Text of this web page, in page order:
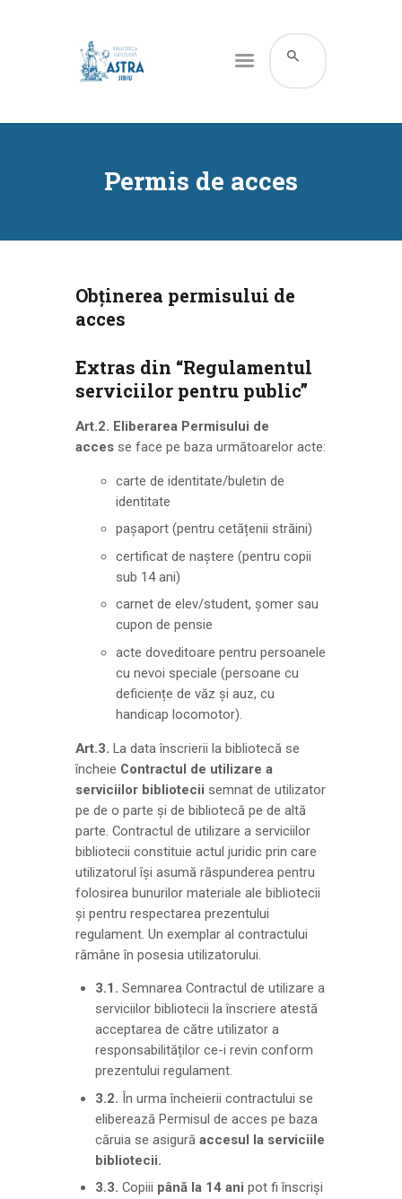
Permis de acces
CATALOG ONLINE
RESURSE
BLOG
CONTACT
CONTUL MEU
Obținerea permisului de
acces
Extras din “Regulamentul
serviciilor pentru public”
Art.2. Eliberarea Permisului de
acces se face pe baza următoarelor acte:
carte de identitate/buletin de
identitate
pașaport (pentru cetățenii străini)
certificat de naștere (pentru copii
sub 14 ani)
carnet de elev/student, șomer sau
cupon de pensie
acte doveditoare pentru persoanele
cu nevoi speciale (persoane cu
deficiențe de văz și auz, cu
handicap locomotor).
Art.3. La data înscrierii la bibliotecă se
încheie Contractul de utilizare a
serviciilor bibliotecii semnat de utilizator
pe de o parte și de bibliotecă pe de altă
parte. Contractul de utilizare a serviciilor
bibliotecii constituie actul juridic prin care
utilizatorul își asumă răspunderea pentru
folosirea bunurilor materiale ale bibliotecii
și pentru respectarea prezentului
regulament. Un exemplar al contractului
rămâne în posesia utilizatorului.
3.1. Semnarea Contractul de utilizare a
serviciilor bibliotecii la înscriere atestă
acceptarea de către utilizator a
responsabilităților ce-i revin conform
prezentului regulament.
3.2. În urma încheierii contractului se
eliberează Permisul de acces pe baza
căruia se asigurăaccesul la serviciile
bibliotecii.
3.3. Copiii până la 14 ani pot fi înscriși